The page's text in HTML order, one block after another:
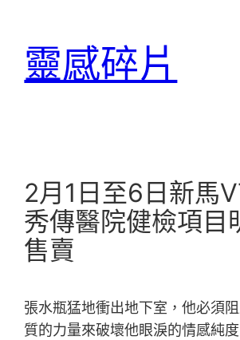
靈感碎片
2月1日至6日新馬
秀傳醫院健檢項目
售賣
張水瓶猛地衝出地下室，他必須
質的力量來破壞他眼淚的情感純